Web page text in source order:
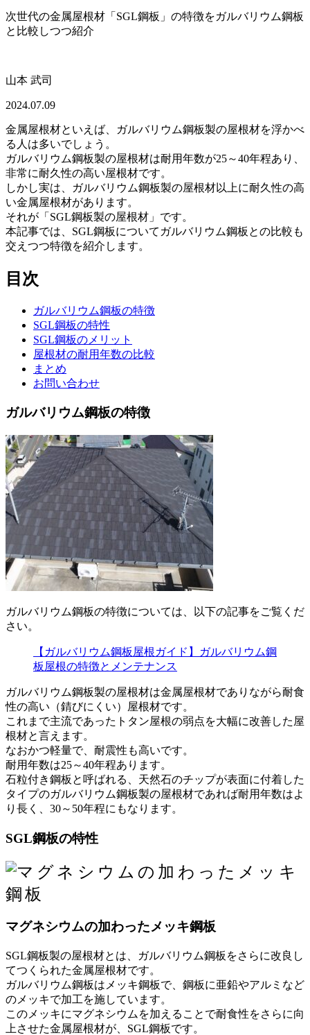
次世代の金属屋根材「SGL鋼板」の特徴をガルバリウム鋼板
と比較しつつ紹介
山本 武司
2024.07.09
金属屋根材といえば、ガルバリウム鋼板製の屋根材を浮かべ
る人は多いでしょう。
ガルバリウム鋼板製の屋根材は耐用年数が25～40年程あり、
非常に耐久性の高い屋根材です。
しかし実は、ガルバリウム鋼板製の屋根材以上に耐久性の高
い金属屋根材があります。
それが「SGL鋼板製の屋根材」です。
本記事では、SGL鋼板についてガルバリウム鋼板との比較も
交えつつ特徴を紹介します。
目次
ガルバリウム鋼板の特徴
SGL鋼板の特性
SGL鋼板のメリット
屋根材の耐用年数の比較
まとめ
お問い合わせ
ガルバリウム鋼板の特徴
ガルバリウム鋼板の特徴については、以下の記事をご覧くだ
さい。
【ガルバリウム鋼板屋根ガイド】ガルバリウム鋼
板屋根の特徴とメンテナンス
ガルバリウム鋼板製の屋根材は金属屋根材でありながら耐食
性の高い（錆びにくい）屋根材です。
これまで主流であったトタン屋根の弱点を大幅に改善した屋
根材と言えます。
なおかつ軽量で、耐震性も高いです。
耐用年数は25～40年程あります。
石粒付き鋼板と呼ばれる、天然石のチップが表面に付着した
タイプのガルバリウム鋼板製の屋根材であれば耐用年数はよ
り長く、30～50年程にもなります。
SGL鋼板の特性
マグネシウムの加わったメッキ鋼板
SGL鋼板製の屋根材とは、ガルバリウム鋼板をさらに改良し
てつくられた金属屋根材です。
ガルバリウム鋼板はメッキ鋼板で、鋼板に亜鉛やアルミなど
のメッキで加工を施しています。
このメッキにマグネシウムを加えることで耐食性をさらに向
上させた金属屋根材が、SGL鋼板です。